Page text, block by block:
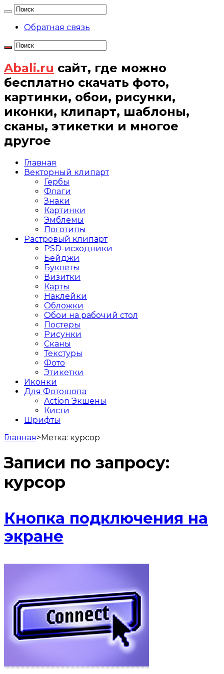
Обратная связь
Abali.ru сайт, где можно
бесплатно скачать фото,
картинки, обои, рисунки,
иконки, клипарт, шаблоны,
сканы, этикетки и многое
другое
Главная
Векторный клипарт
Гербы
Флаги
Знаки
Картинки
Эмблемы
Логотипы
Растровый клипарт
PSD-исходники
Бейджи
Буклеты
Визитки
Карты
Наклейки
Обложки
Обои на рабочий стол
Постеры
Рисунки
Сканы
Текстуры
Фото
Этикетки
Иконки
Для Фотошопа
Action Экшены
Кисти
Шрифты
Главная>Метка: курсор
Записи по запросу:
курсор
Кнопка подключения на
экране